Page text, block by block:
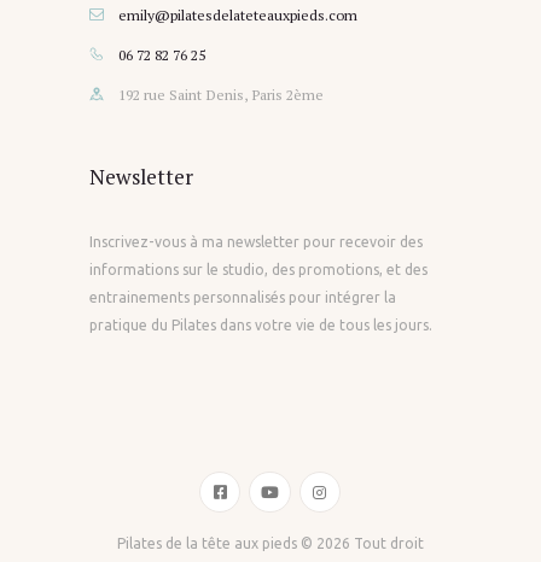
emily@pilatesdelateteauxpieds.com
06 72 82 76 25
192 rue Saint Denis, Paris 2ème
Newsletter
Inscrivez-vous à ma newsletter pour recevoir des
informations sur le studio, des promotions, et des
entrainements personnalisés pour intégrer la
pratique du Pilates dans votre vie de tous les jours.
Pilates de la tête aux pieds © 2026 Tout droit